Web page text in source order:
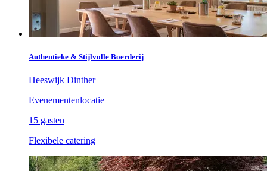
Authentieke & Stijlvolle Boerderij
Heeswijk Dinther
Evenementenlocatie
15 gasten
Flexibele catering